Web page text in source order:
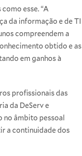
esse. “A
da informação e de TI
compreendem a
obtido e as
em ganhos à
profissionais das
da DeServ e
no âmbito pessoal
a continuidade dos